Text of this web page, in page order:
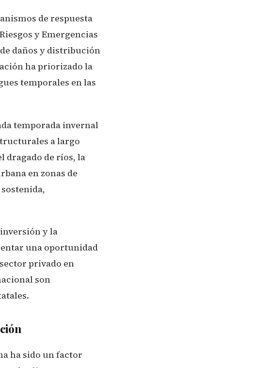
de respuesta
y Emergencias
daños y distribución
ha priorizado la
temporales en las
temporada invernal
a largo
dragado de ríos, la
en zonas de
y la
una oportunidad
privado en
son
ha sido un factor